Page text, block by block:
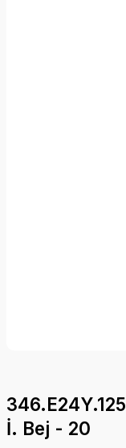
İ. Bej - 20